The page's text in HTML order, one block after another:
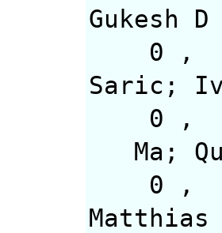
Gukesh D
0
Saric;
0
Ma;
0 ,
Matthias